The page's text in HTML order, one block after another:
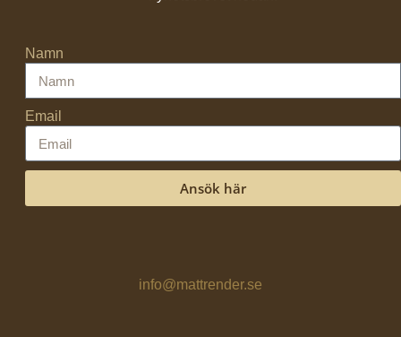
Namn
Email
Ansök här
info@mattrender.se